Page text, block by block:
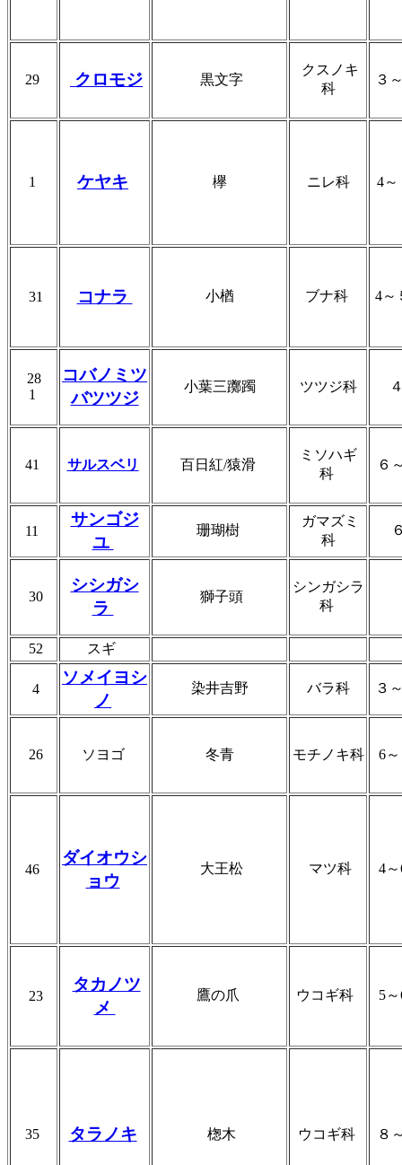
29 クロモジ 黒文字
クスノキ
科
３
1 ケヤキ 欅 ニレ科 4
31 コナラ 小楢 ブナ科 4
28
1
コバノミツ
バツツジ
小葉三躑躅 ツツジ科
41 サルスベリ 百日紅/猿滑
ミソハギ
科
６
11
サンゴジ
ユ
珊瑚樹
ガマズミ
科
30
シシガシ
ラ
獅子頭
シンガシラ
科
52 スギ
4
ソメイヨシ
ノ
染井吉野 バラ科 ３
26 ソヨゴ 冬青 モチノキ科 6
46
ダイオウシ
ョウ
大王松 マツ科 4
23
タカノツ
メ
鷹の爪 ウコギ科 5
35 タラノキ 楤木 ウコギ科 ８